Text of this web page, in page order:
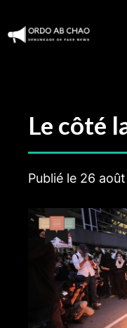
au
Le côté
Publié le 26